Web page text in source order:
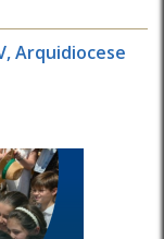
Arquidiocese